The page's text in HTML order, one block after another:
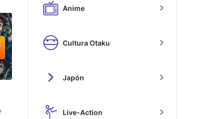
Anime
Cultura Otaku
Japón
Live-Action